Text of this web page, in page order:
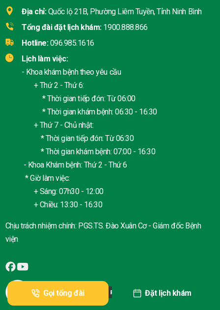
Gọi tổng đài Đặt lịch khám
Địa chỉ: Quốc lộ 21B, Phường Liêm Tuyền, Tỉnh Ninh Bình
Tổng đài đặt lịch khám: 1900.888.866
Hotline: 096.985.1616
Lịch làm việc:
- Khoa khám bệnh theo yêu cầu
+ Thứ 2 - Thứ 6:
* Thời gian tiếp đón: Từ 06:00
* Thời gian khám bệnh: 06:30 - 16:30
+ Thứ 7 - Chủ nhật:
* Thời gian tiếp đón: Từ 06:30
* Thời gian khám bệnh: 07:00 - 16:30
- Khoa Khám bệnh: Thứ 2 - Thứ 6
* Giờ làm việc:
+ Sáng: 07h30 - 12:00
+ Chiều: 13:30 - 16:30
Chịu trách nhiệm chính: PGS.TS. Đào Xuân Cơ - Giám đốc Bệnh
viện